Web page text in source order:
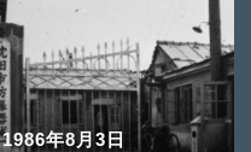
1986年8月3日